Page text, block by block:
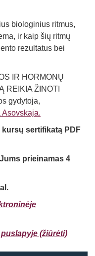
biologinius ritmus,
ir kaip šių ritmų
rezultatus bei
IR HORMONŲ
REIKIA ŽINOTI
gydytoja,
Asovskaja.
sertifikatą PDF
prieinamas 4
(žiūrėti)